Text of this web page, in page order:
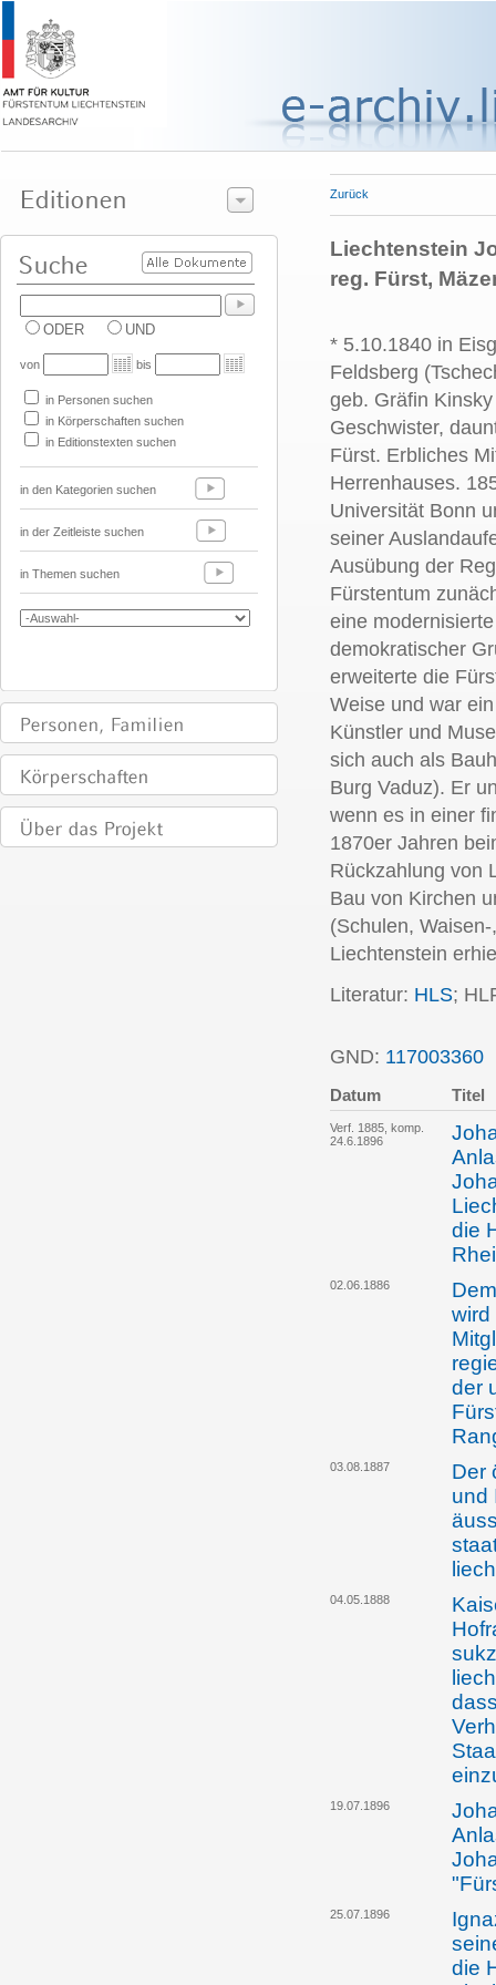
ODER UND
von bis
in Personen suchen
in Körperschaften suchen
in Editionstexten suchen
in den Kategorien suchen
in der Zeitleiste suchen
in Themen suchen
Zurück
Liechtenstein
reg. Fürst,
* 5.10.1840 in
Feldsberg
geb. Gräfin
Geschwister,
Fürst. Erbliches
Herrenhauses.
Universität Bonn
seiner
Ausübung der
Fürstentum
eine
demokratischer
erweiterte die
Weise und war
Künstler und
sich auch als
Burg Vaduz). Er
wenn es in einer
1870er Jahren
Rückzahlung von
Bau von Kirchen
(Schulen,
Liechtenstein
Literatur: HLS;
GND: 117003360
Datum Titel
Verf. 1885, komp.
24.6.1896
die
02.06.1886
wird
der
03.08.1887
Der
und
04.05.1888
19.07.1896
25.07.1896
die